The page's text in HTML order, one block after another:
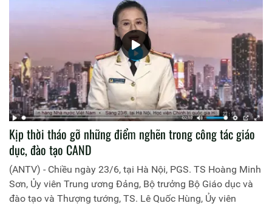
Kịp thời tháo gỡ những điểm nghẽn trong công tác giáo
dục, đào tạo CAND
(ANTV) - Chiều ngày 23/6, tại Hà Nội, PGS. TS Hoàng Minh
Sơn, Ủy viên Trung ương Đảng, Bộ trưởng Bộ Giáo dục và
đào tạo và Thượng tướng, TS. Lê Quốc Hùng, Ủy viên